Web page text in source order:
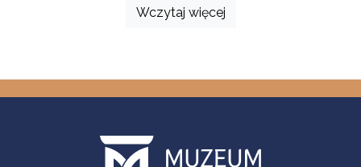
Wczytaj więcej